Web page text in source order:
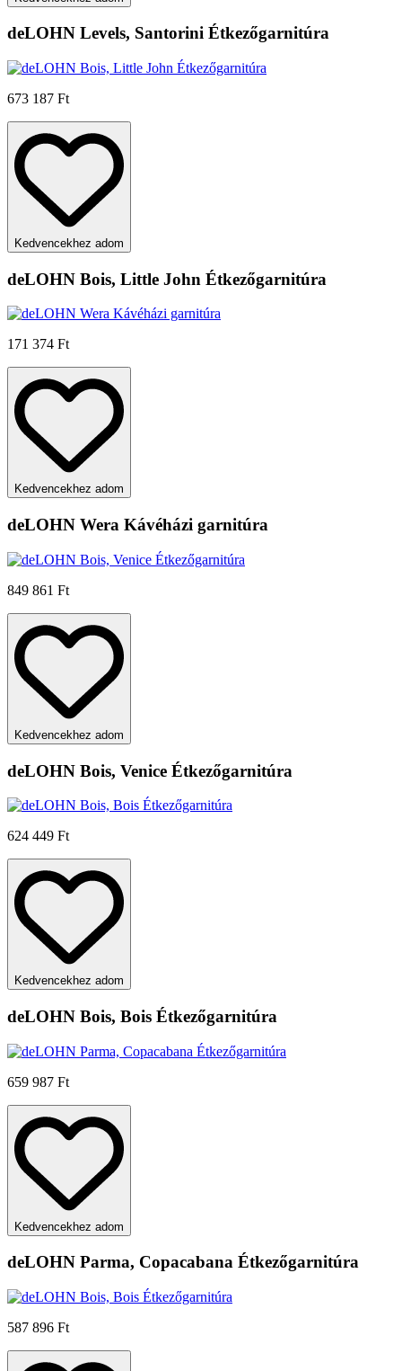
deLOHN Levels, Santorini Étkezőgarnitúra
673 187 Ft
Kedvencekhez adom
deLOHN Bois, Little John Étkezőgarnitúra
171 374 Ft
Kedvencekhez adom
deLOHN Wera Kávéházi garnitúra
849 861 Ft
Kedvencekhez adom
deLOHN Bois, Venice Étkezőgarnitúra
624 449 Ft
Kedvencekhez adom
deLOHN Bois, Bois Étkezőgarnitúra
659 987 Ft
Kedvencekhez adom
deLOHN Parma, Copacabana Étkezőgarnitúra
587 896 Ft